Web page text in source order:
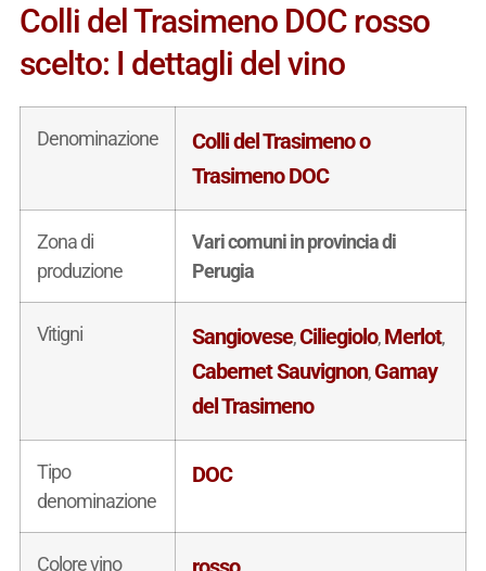
Colli del Trasimeno DOC rosso
scelto: I dettagli del vino
Denominazione
Colli del Trasimeno o
Trasimeno DOC
Zona di
produzione
Vari comuni in provincia di
Perugia
Vitigni Sangiovese,Ciliegiolo,Merlot,
Cabernet Sauvignon,Gamay
del Trasimeno
Tipo
denominazione
DOC
Colore vino